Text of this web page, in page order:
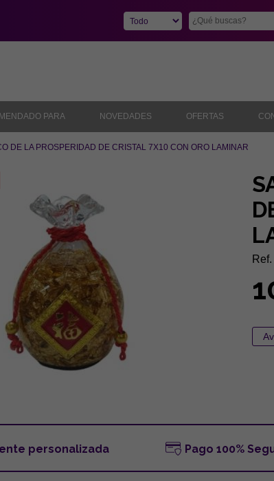
PARA NOVEDADES OFERTAS
DE LA PROSPERIDAD DE CRISTAL 7X10 CON ORO LAMINAR
personalizada Pago 100%